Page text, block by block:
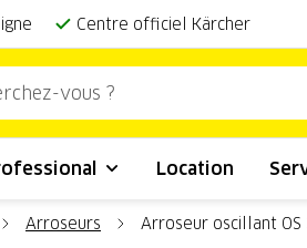
Centre officiel Kärcher
Location
Arroseurs Arroseur oscillant OS